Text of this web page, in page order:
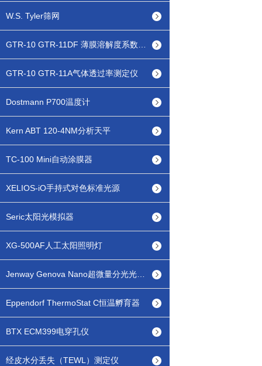
W.S. Tyler筛网
GTR-10 GTR-11A气体透过率测定仪
Dostmann P700温度计
Kern ABT 120-4NM分析天平
TC-100 Mini自动涂膜器
XELIOS-iO手持式对色标准光源
Seric太阳光模拟器
XG-500AF人工太阳照明灯
Eppendorf ThermoStat C恒温孵育器
BTX ECM399电穿孔仪
经皮水分丢失（TEWL）测定仪